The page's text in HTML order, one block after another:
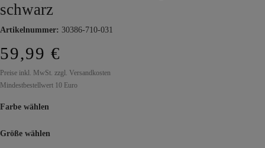
schwarz
Artikelnummer: 30386-710-031
59,99 €
Preise inkl. MwSt. zzgl. Versandkosten
Mindestbestellwert 10 Euro
Farbe wählen
Größe wählen